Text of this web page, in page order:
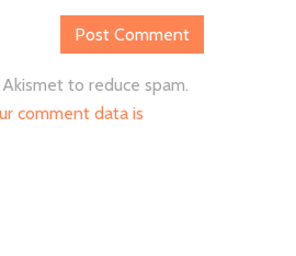
to reduce spam.
comment data is